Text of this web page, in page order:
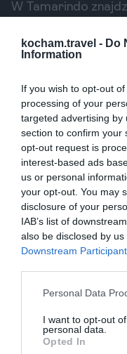
kocham.travel - Do
Information
If you wish to opt-out
processing of your
targeted advertising by
section to confirm your
opt-out request is
interest-based ads
us or personal
your opt-out. You may
disclosure of your
IAB’s list of
also be disclosed by
Downstream
Personal Data
I want to opt-out
personal data.
Opted In
W Tamarindo
restaurację
a także lokal Surf
jedzenie w
szukasz miejsca na
uroczystą kolację
potrzebne, aby
pragnienia.
Praktyczne
Tamarindo
Podczas pobytu w
używaniu kremu
Bezpieczeństwo